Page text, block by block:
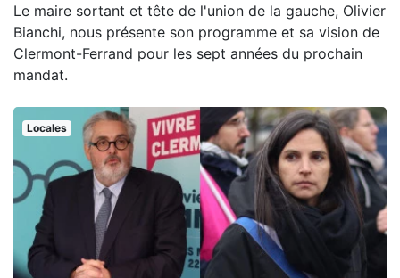
Le maire sortant et tête de l'union de la gauche, Olivier
Bianchi, nous présente son programme et sa vision de
Clermont-Ferrand pour les sept années du prochain
mandat.
Locales